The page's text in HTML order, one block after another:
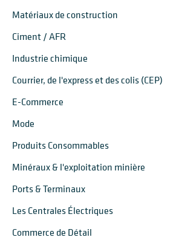
Matériaux de construction
Ciment / AFR
Industrie chimique
Courrier, de l'express et des colis (CEP)
E-Commerce
Mode
Produits Consommables
Minéraux & l'exploitation minière
Ports & Terminaux
Les Centrales Électriques
Commerce de Détail